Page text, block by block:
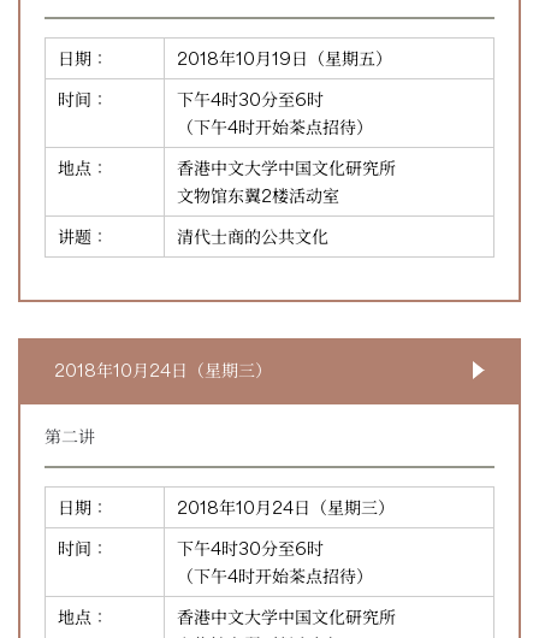
日期：
2018年10月19日（星期五）
时间：
下午4时30分至6时
（下午4时开始茶点招待）
地点：
香港中文大学中国文化研究所
文物馆东翼2楼活动室
讲题：
清代士商的公共文化
2018年10月24日（星期三）
第二讲
日期：
2018年10月24日（星期三）
时间：
下午4时30分至6时
（下午4时开始茶点招待）
地点：
香港中文大学中国文化研究所